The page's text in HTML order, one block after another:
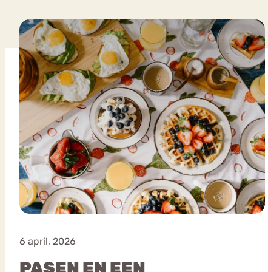
6 april, 2026
VEEL GEZOCHTE TERMEN
Boulimia Nervosa Eetstoornis
Orthorexia
Afvallen Angst